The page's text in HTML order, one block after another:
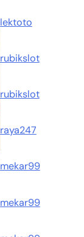
lektoto
rubikslot
rubikslot
raya247
mekar99
mekar99